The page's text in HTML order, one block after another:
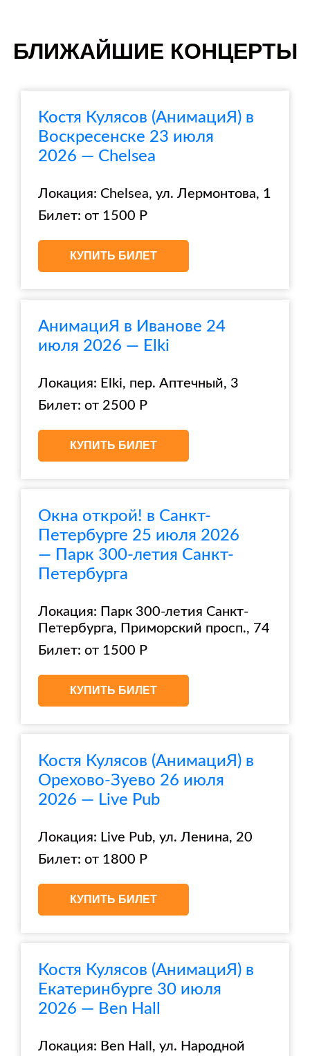
БЛИЖАЙШИЕ КОНЦЕРТЫ
Костя Кулясов (АнимациЯ) в
Воскресенске 23 июля
2026 — Chelsea
Локация: Chelsea, ул. Лермонтова, 1
Билет: от 1500 Р
КУПИТЬ БИЛЕТ
АнимациЯ в Иванове 24
июля 2026 — Elki
Локация: Elki, пер. Аптечный, 3
Билет: от 2500 Р
КУПИТЬ БИЛЕТ
Окна открой! в Санкт-
Петербурге 25 июля 2026
— Парк 300-летия Санкт-
Петербурга
Локация: Парк 300-летия Санкт-
Петербурга, Приморский просп., 74
Билет: от 1500 Р
КУПИТЬ БИЛЕТ
Костя Кулясов (АнимациЯ) в
Орехово-Зуево 26 июля
2026 — Live Pub
Локация: Live Pub, ул. Ленина, 20
Билет: от 1800 Р
КУПИТЬ БИЛЕТ
Костя Кулясов (АнимациЯ) в
Екатеринбурге 30 июля
2026 — Ben Hall
Локация: Ben Hall, ул. Народной